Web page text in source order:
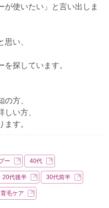
が使いたい」と言い出しま
い、
探しています。
方、
しい方、
す。
ー 40代
20代後半 30代前半
毛ケア